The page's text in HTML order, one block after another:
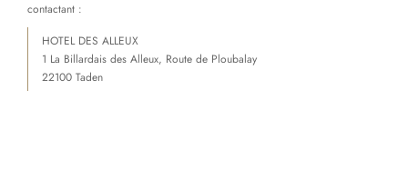
contactant :
HOTEL DES ALLEUX
1 La Billardais des Alleux, Route de Ploubalay
22100 Taden